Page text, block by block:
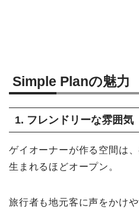
Simple Planの魅力
1. フレンドリーな雰囲気
ゲイオーナーが作る空間は
生まれるほどオープン。
旅行者も地元客に声をかけ